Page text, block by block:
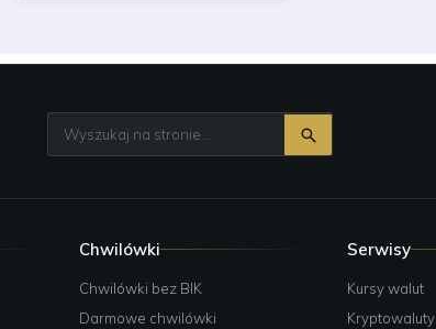
Chwilówki
Chwilówki bez BIK
Darmowe chwilówki
Serwisy
Kursy walut
Kryptowaluty